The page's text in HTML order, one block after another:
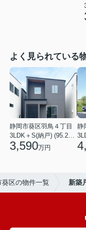
よく見られている
静岡市葵区羽鳥４丁目
3LDK＋S(納戸) (95.22㎡)
3,590万円
葵区の物件一覧 新築